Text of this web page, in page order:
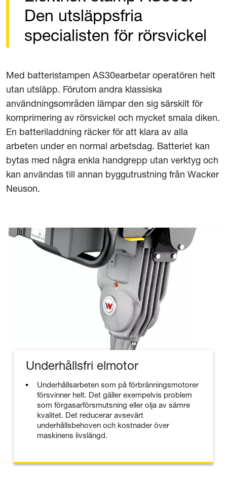
Den utsläppsfria
specialisten för rörsvickel
Med batteristampen AS30earbetar operatören helt
utan utsläpp. Förutom andra klassiska
användningsområden lämpar den sig särskilt för
komprimering av rörsvickel och mycket smala diken.
En batteriladdning räcker för att klara av alla
arbeten under en normal arbetsdag. Batteriet kan
bytas med några enkla handgrepp utan verktyg och
kan användas till annan byggutrustning från Wacker
Neuson.
Underhållsfri elmotor
Underhållsarbeten som på förbränningsmotorer
försvinner helt. Det gäller exempelvis problem
som förgasarförsmutsning eller olja av sämre
kvalitet. Det reducerar avsevärt
underhållsbehoven och kostnader över
maskinens livslängd.